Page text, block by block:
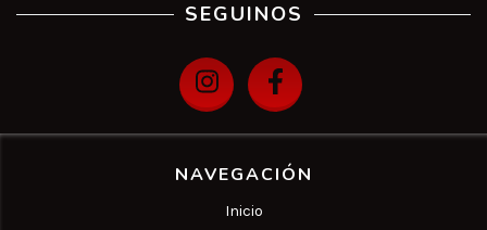
SEGUINOS
NAVEGACIÓN
Inicio